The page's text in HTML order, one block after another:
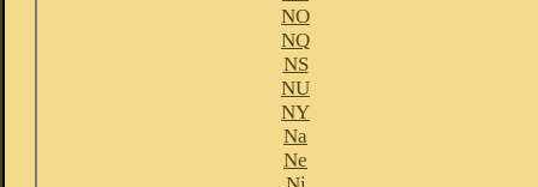
NO
NQ
NS
NU
NY
Na
Ne